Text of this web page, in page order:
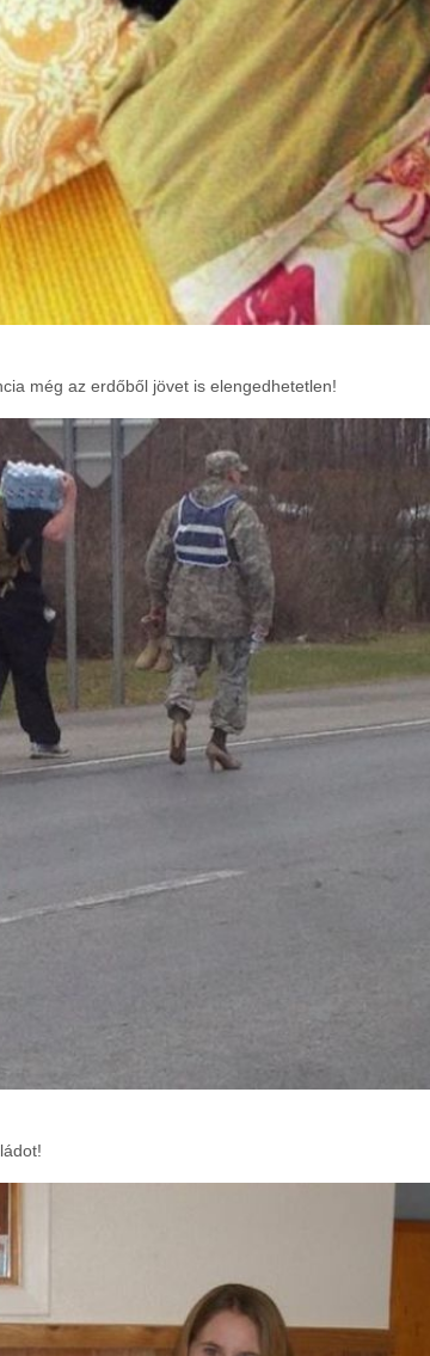
még az erdőből jövet is elengedhetetlen!